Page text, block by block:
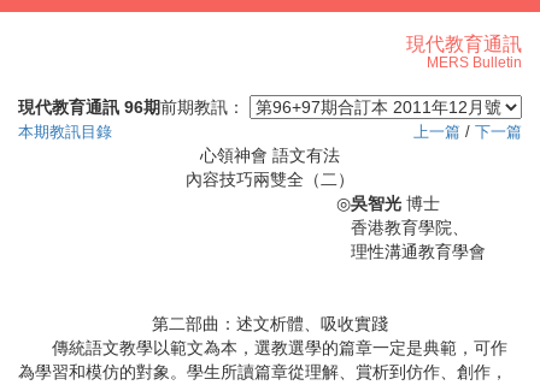
現代教育通訊
MERS Bulletin
現代教育通訊 96期前期教訊：
本期教訊目錄 上一篇 / 下一篇
心領神會 語文有法
內容技巧兩雙全（二）
◎吳智光 博士
香港教育學院、
理性溝通教育學會
第二部曲：述文析體、吸收實踐
傳統語文教學以範文為本，選教選學的篇章一定是典範，可作
為學習和模仿的對象。學生所讀篇章從理解、賞析到仿作、創作，